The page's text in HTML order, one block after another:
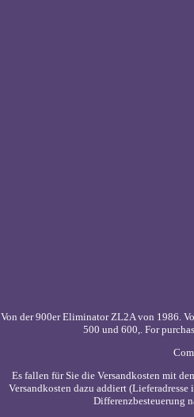
Von der 900er Eliminator ZL2A von 1986.
500 und 600,. For
Es fallen für Sie die Versandkosten mit
Versandkosten dazu addiert
Differenzbesteuerung